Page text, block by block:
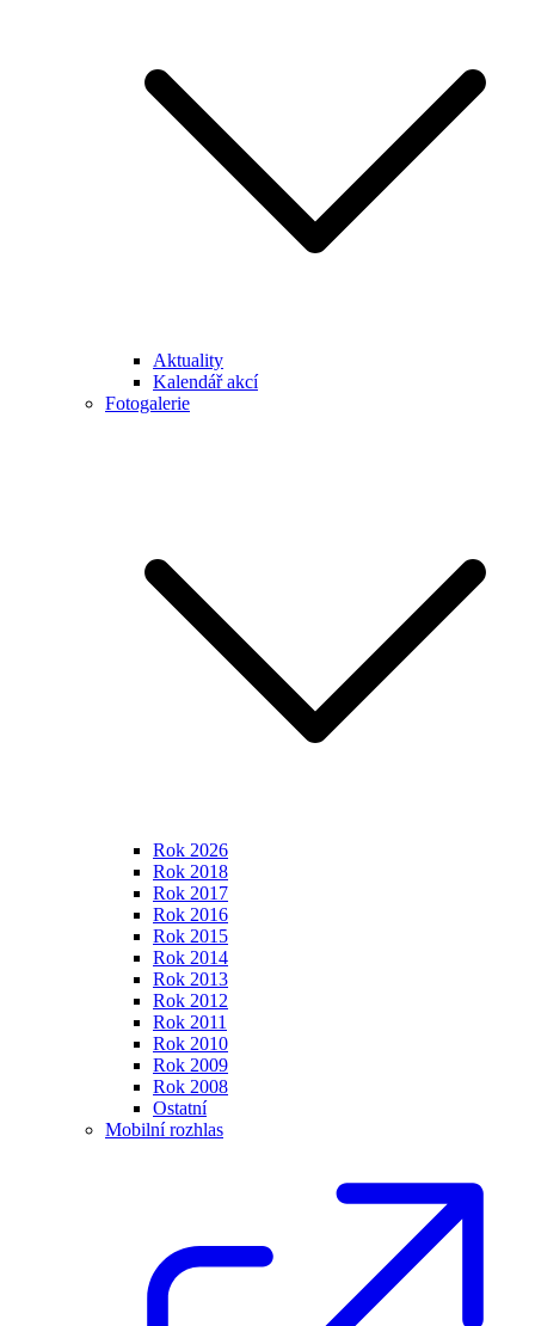
Aktuality
Kalendář akcí
Fotogalerie
Rok 2026
Rok 2018
Rok 2017
Rok 2016
Rok 2015
Rok 2014
Rok 2013
Rok 2012
Rok 2011
Rok 2010
Rok 2009
Rok 2008
Ostatní
Mobilní rozhlas